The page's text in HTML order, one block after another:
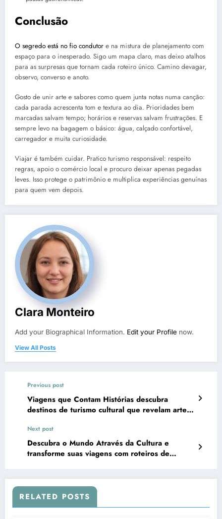
Conclusão
O segredo está no fio condutor e na mistura de planejamento com
espaço para o inesperado. Sigo um mapa claro, mas deixo atalhos
para as surpresas que tornam cada roteiro único. Camino devagar,
observo, converso e anoto.
Gosto de unir arte e sabores como quem junta notas numa canção:
cada parada acrescenta tom e textura ao dia. Prioridades bem
marcadas salvam tempo; horários e reservas salvam frustrações. E
sempre levo na bagagem o básico: água, calçado confortável,
carregador e muita curiosidade.
Viajar é também cuidar. Pratico turismo responsável: respeito
regras, apoio o comércio local e procuro deixar apenas pegadas
leves. Isso protege o patrimônio e multiplica experiências genuínas
para quem vem depois.
Clara Monteiro
Add your Biographical Information. Edit your Profile now.
View All Posts
Previous post
Viagens que Contam Histórias descubra
destinos de turismo cultural que revelam arte,
Next post
Descubra o Mundo Através da Cultura e
transforme suas viagens com roteiros de
RELATED POSTS